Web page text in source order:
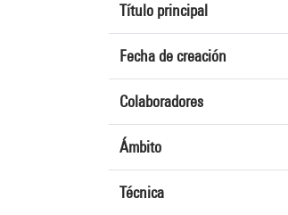
Título principal
Fecha de creación
Colaboradores
Ámbito
Técnica